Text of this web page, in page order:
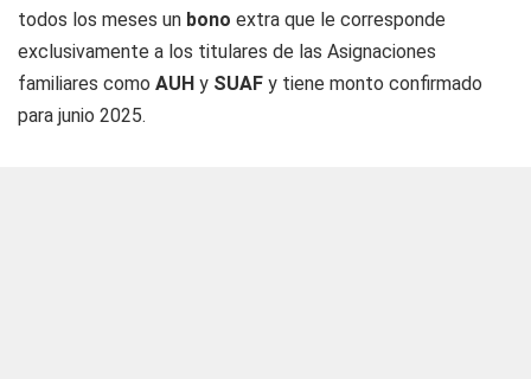
todos los meses un bono extra que le corresponde
exclusivamente a los titulares de las Asignaciones
familiares como AUH y SUAF y tiene monto confirmado
para junio 2025.